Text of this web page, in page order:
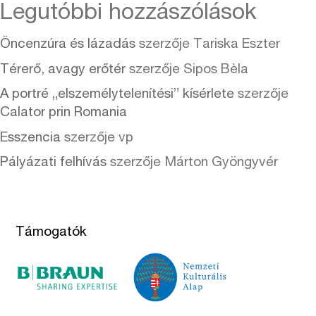
Legutóbbi hozzászólások
Öncenzúra és lázadás szerzője Tariska Eszter
Térerő, avagy erőtér szerzője Sipos Bèla
A portré „elszemélytelenítési” kísérlete szerzője
Calator prin Romania
Esszencia szerzője vp
Pályázati felhívás szerzője Márton Gyöngyvér
Támogatók